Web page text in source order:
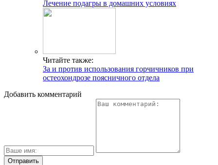
Лечение подагры в домашних условиях
Читайте также:
За и против использования горчичников при
остеохондрозе поясничного отдела
Добавить комментарий